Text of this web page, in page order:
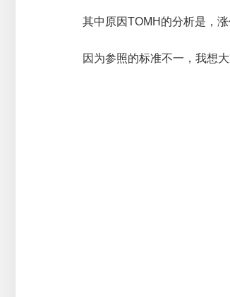
其中原因TOMH的分析是，
因为参照的标准不一，我想